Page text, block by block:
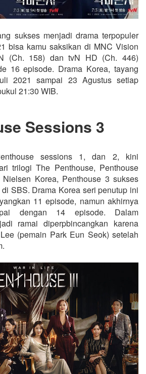
sukses menjadi drama terpopuler
bisa kamu saksikan di MNC Vision
(Ch. 158) dan tvN HD (Ch. 446)
16 episode. Drama Korea, tayang
2021 sampai 23 Agustus setiap
21:30 WIB.
Sessions 3
sessions 1, dan 2, kini
trilogi The Penthouse, Penthouse
Korea, Penthouse 3 sukses
SBS. Drama Korea seri penutup ini
11 episode, namun akhirnya
dengan 14 episode. Dalam
ramai diperpbincangkan karena
(pemain Park Eun Seok) setelah